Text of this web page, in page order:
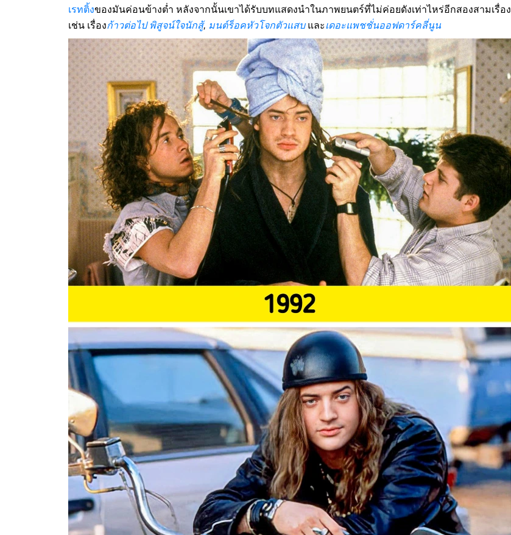
เรทติ้งของมันค่อนข้างต่ำ หลังจากนั้นเขาได้รับบทแสดงนำในภาพยนตร์ที่ไม่ค่อยดังเท่าไหร่อีกสองสามเรื่อง
เช่น เรื่องก้าวต่อไป พิสูจน์ใจนักสู้, มนต์ร็อคหัวโจกตัวแสบ และเดอะแพชชั่นออฟดาร์คลี่นูน